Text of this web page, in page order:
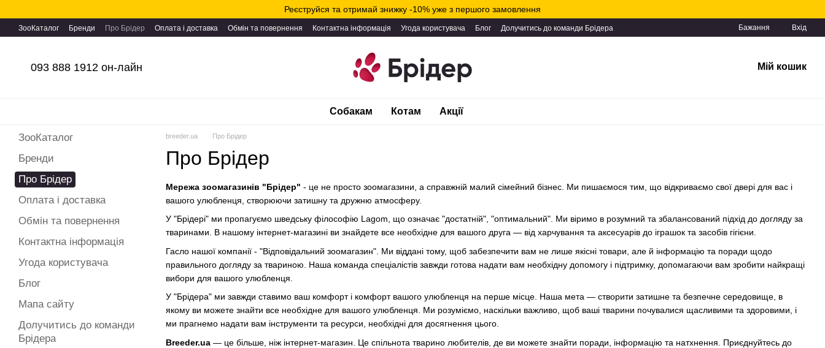
Реєструйся та отримай знижку -10% уже з першого замовлення
ЗооКаталог Бренди Про Брідер Оплата і доставка Обмін та повернення Контактна інформація Угода користувача Блог Долучитись до команди Брідера Бажання Вхід
093 888 1912 он-лайн Мій кошик
Собакам Котам Акції
breeder.ua Про Брідер
Про Брідер
Мережа зоомагазинів "Брідер" - це не просто зоомагазини, а справжній малий сімейний бізнес. Ми пишаємося тим, що відкриваємо свої двері для вас і
вашого улюбленця, створюючи затишну та дружню атмосферу.
У "Брідері" ми пропагуємо шведську філософію Lagom, що означає "достатній", "оптимальний". Ми віримо в розумний та збалансований підхід до догляду за
тваринами. В нашому інтернет-магазині ви знайдете все необхідне для вашого друга — від харчування та аксесуарів до іграшок та засобів гігієни.
Гасло нашої компанії - "Відповідальний зоомагазин". Ми віддані тому, щоб забезпечити вам не лише якісні товари, але й інформацію та поради щодо
правильного догляду за твариною. Наша команда спеціалістів завжди готова надати вам необхідну допомогу і підтримку, допомагаючи вам зробити найкращі
вибори для вашого улюбленця.
У "Брідера" ми завжди ставимо ваш комфорт і комфорт вашого улюбленця на перше місце. Наша мета — створити затишне та безпечне середовище, в
якому ви можете знайти все необхідне для вашого улюбленця. Ми розуміємо, наскільки важливо, щоб ваші тварини почувалися щасливими та здоровими, і
ми прагнемо надати вам інструменти та ресурси, необхідні для досягнення цього.
Breeder.ua — це більше, ніж інтернет-магазин. Це спільнота тварино любителів, де ви можете знайти поради, інформацію та натхнення. Приєднуйтесь до
ЗооКаталог
Бренди
Про Брідер
Оплата і доставка
Обмін та повернення
Контактна інформація
Угода користувача
Блог
Мапа сайту
Долучитись до команди
Брідера